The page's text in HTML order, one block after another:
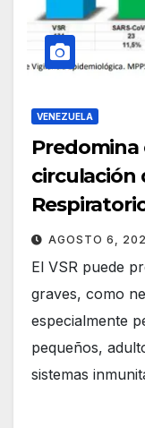
VENEZUELA
Predomina
circulación
AGOSTO 6,
El VSR puede
graves, como
especialmente
pequeños,
sistemas